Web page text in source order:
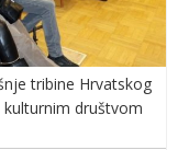
tribine Hrvatskog
društvom